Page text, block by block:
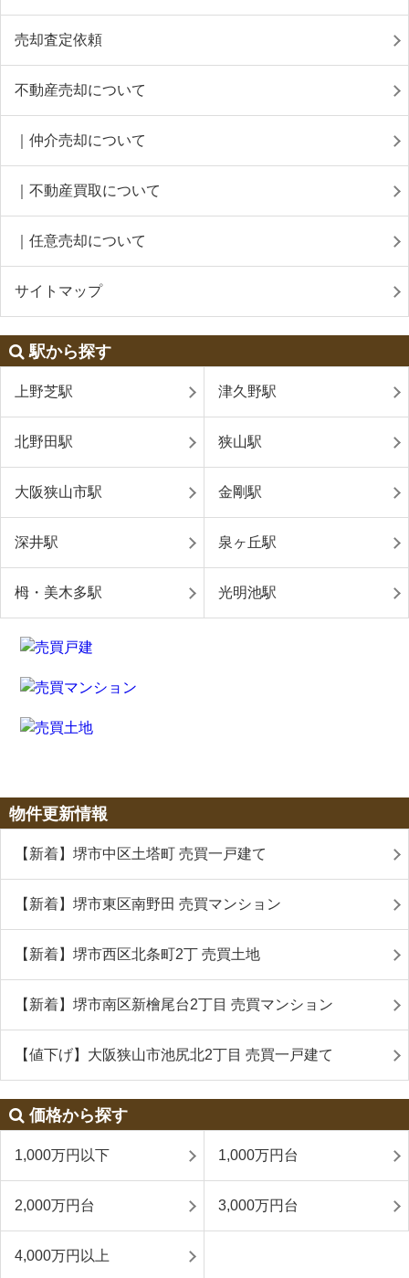
売却査定依頼
不動産売却について
｜仲介売却について
｜不動産買取について
｜任意売却について
サイトマップ
駅から探す
上野芝駅 津久野駅
北野田駅 狭山駅
大阪狭山市駅 金剛駅
深井駅 泉ヶ丘駅
栂・美木多駅 光明池駅
物件更新情報
【新着】堺市中区土塔町 売買一戸建て
【新着】堺市東区南野田 売買マンション
【新着】堺市西区北条町2丁 売買土地
【新着】堺市南区新檜尾台2丁目 売買マンション
【値下げ】大阪狭山市池尻北2丁目 売買一戸建て
価格から探す
1,000万円以下 1,000万円台
2,000万円台 3,000万円台
4,000万円以上